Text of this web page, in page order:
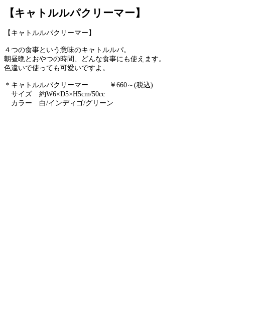
【キャトルルパクリーマー】
【キャトルルパクリーマー】
４つの食事という意味のキャトルルパ。
朝昼晩とおやつの時間、どんな食事にも使えます。
色違いで使っても可愛いですよ。
＊キャトルルパクリーマー ￥660～(税込)
サイズ 約W6×D5×H5cm/50cc
カラー 白/インディゴ/グリーン